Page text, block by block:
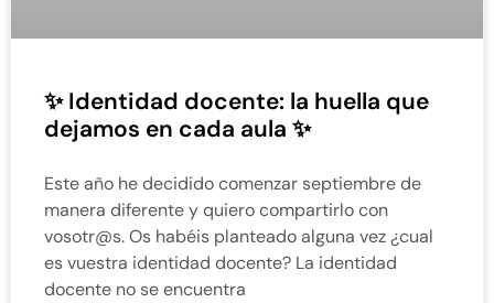
✨ Identidad docente: la huella que
dejamos en cada aula ✨
Este año he decidido comenzar septiembre de
manera diferente y quiero compartirlo con
vosotr@s. Os habéis planteado alguna vez ¿cual
es vuestra identidad docente? La identidad
docente no se encuentra